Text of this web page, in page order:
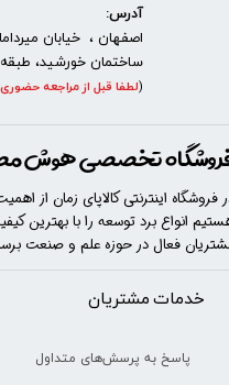
خدمات مشتریان
پاسخ به پرسش‌های متداول
تخصصی هوش
فروشگاه اینترنتی کالاپای زمان از
انواع برد توسعه را با​​​ بهترین
فعال در حوزه علم و صنعت
آدرس:
اصفهان ، خیابان
ساختمان خورشید، طبقه 4، واحد 11، پلاک
(لطفا قبل از مراجعه